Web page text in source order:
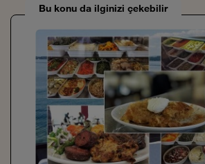
Bu konu da ilginizi çekebilir